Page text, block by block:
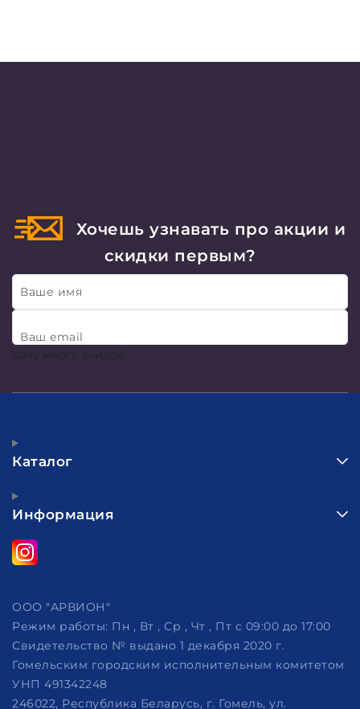
Хочешь узнавать про акции и
скидки первым?
Ваше имя
Ваш email
Хочу много скидок!
Каталог
Информация
ООО "АРВИОН"
Режим работы: Пн , Вт , Ср , Чт , Пт c 09:00 до 17:00
Свидетельство № выдано 1 декабря 2020 г.
Гомельским городским исполнительным комитетом
УНП 491342248
246022, Республика Беларусь, г. Гомель, ул.